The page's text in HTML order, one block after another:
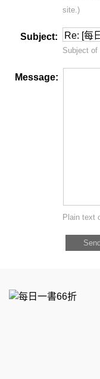
site.)
Subject:
Subject of
Message:
Plain text